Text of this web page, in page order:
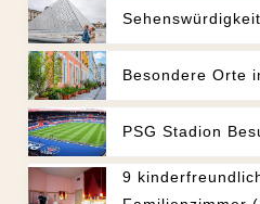
Besondere Orte
PSG Stadion
9